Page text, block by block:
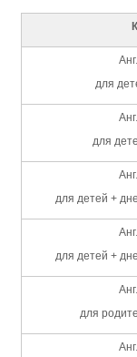
для
для
для детей +
для детей +
для